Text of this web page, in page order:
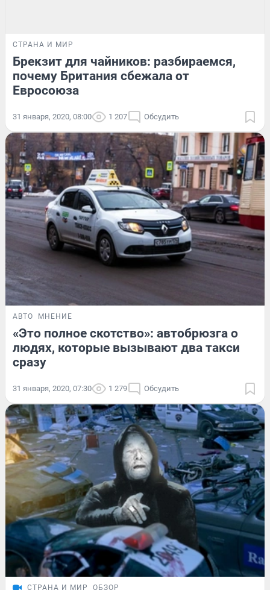
СТРАНА И МИР
Брекзит для чайников: разбираемся,
почему Британия сбежала от
Евросоюза
31 января, 2020, 08:00 1 207 Обсудить
АВТО МНЕНИЕ
«Это полное скотство»: автобрюзга о
людях, которые вызывают два такси
сразу
31 января, 2020, 07:30 1 279 Обсудить
СТРАНА И МИР ОБЗОР